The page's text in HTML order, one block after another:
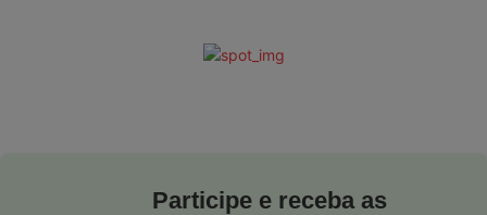
Participe e receba as